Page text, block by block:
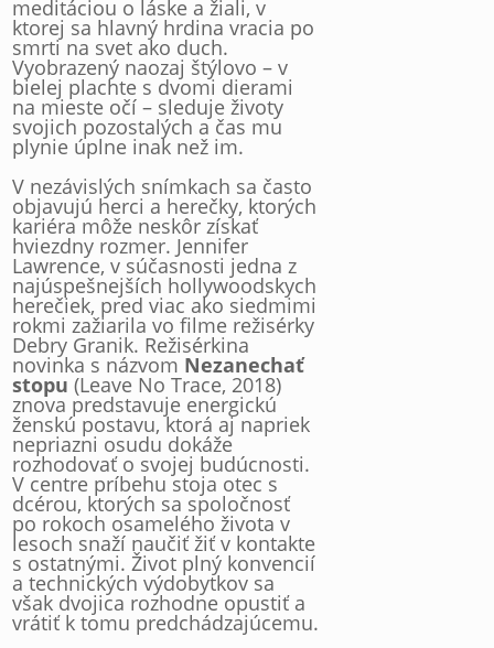
meditáciou o láske a žiali, v
ktorej sa hlavný hrdina vracia po
smrti na svet ako duch.
Vyobrazený naozaj štýlovo – v
bielej plachte s dvomi dierami
na mieste očí – sleduje životy
svojich pozostalých a čas mu
plynie úplne inak než im.
V nezávislých snímkach sa často
objavujú herci a herečky, ktorých
kariéra môže neskôr získať
hviezdny rozmer. Jennifer
Lawrence, v súčasnosti jedna z
najúspešnejších hollywoodskych
herečiek, pred viac ako siedmimi
rokmi zažiarila vo filme režisérky
Debry Granik. Režisérkina
novinka s názvom Nezanechať
stopu (Leave No Trace, 2018)
znova predstavuje energickú
ženskú postavu, ktorá aj napriek
nepriazni osudu dokáže
rozhodovať o svojej budúcnosti.
V centre príbehu stoja otec s
dcérou, ktorých sa spoločnosť
po rokoch osamelého života v
lesoch snaží naučiť žiť v kontakte
s ostatnými. Život plný konvencií
a technických výdobytkov sa
však dvojica rozhodne opustiť a
vrátiť k tomu predchádzajúcemu.